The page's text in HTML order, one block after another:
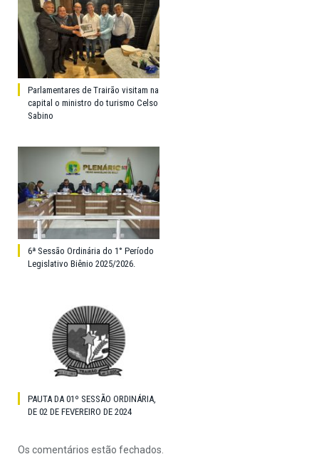
Parlamentares de Trairão visitam na
capital o ministro do turismo Celso
Sabino
6ª Sessão Ordinária do 1° Período
Legislativo Biênio 2025/2026.
PAUTA DA 01º SESSÃO ORDINÁRIA,
DE 02 DE FEVEREIRO DE 2024
Os comentários estão fechados.